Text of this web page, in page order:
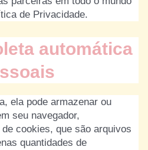
de Privacidade.
automática
ela pode armazenar ou
seu navegador,
cookies, que são arquivos
quantidades de